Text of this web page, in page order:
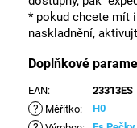
* pokud chcete mít
naskladnění,
Doplňkové
EAN: 23313ES
? Měřítko: H0